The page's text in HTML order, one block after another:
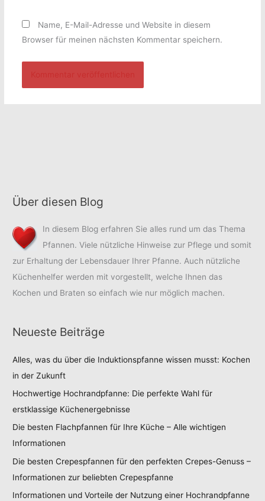
Name, E-Mail-Adresse und Website in diesem
Browser für meinen nächsten Kommentar speichern.
Über diesen Blog
In diesem Blog erfahren Sie alles rund um das Thema
Pfannen. Viele nützliche Hinweise zur Pflege und somit
zur Erhaltung der Lebensdauer Ihrer Pfanne. Auch nützliche
Küchenhelfer werden mit vorgestellt, welche Ihnen das
Kochen und Braten so einfach wie nur möglich machen.
Neueste Beiträge
Alles, was du über die Induktionspfanne wissen musst: Kochen
in der Zukunft
Hochwertige Hochrandpfanne: Die perfekte Wahl für
erstklassige Küchenergebnisse
Die besten Flachpfannen für Ihre Küche – Alle wichtigen
Informationen
Die besten Crepespfannen für den perfekten Crepes-Genuss –
Informationen zur beliebten Crepespfanne
Informationen und Vorteile der Nutzung einer Hochrandpfanne